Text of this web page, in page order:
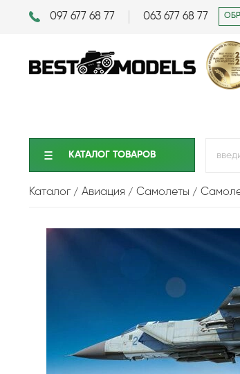
097 677 68 77 063 677 68 77
КАТАЛОГ ТОВАРОВ
Каталог Авиация Самолеты